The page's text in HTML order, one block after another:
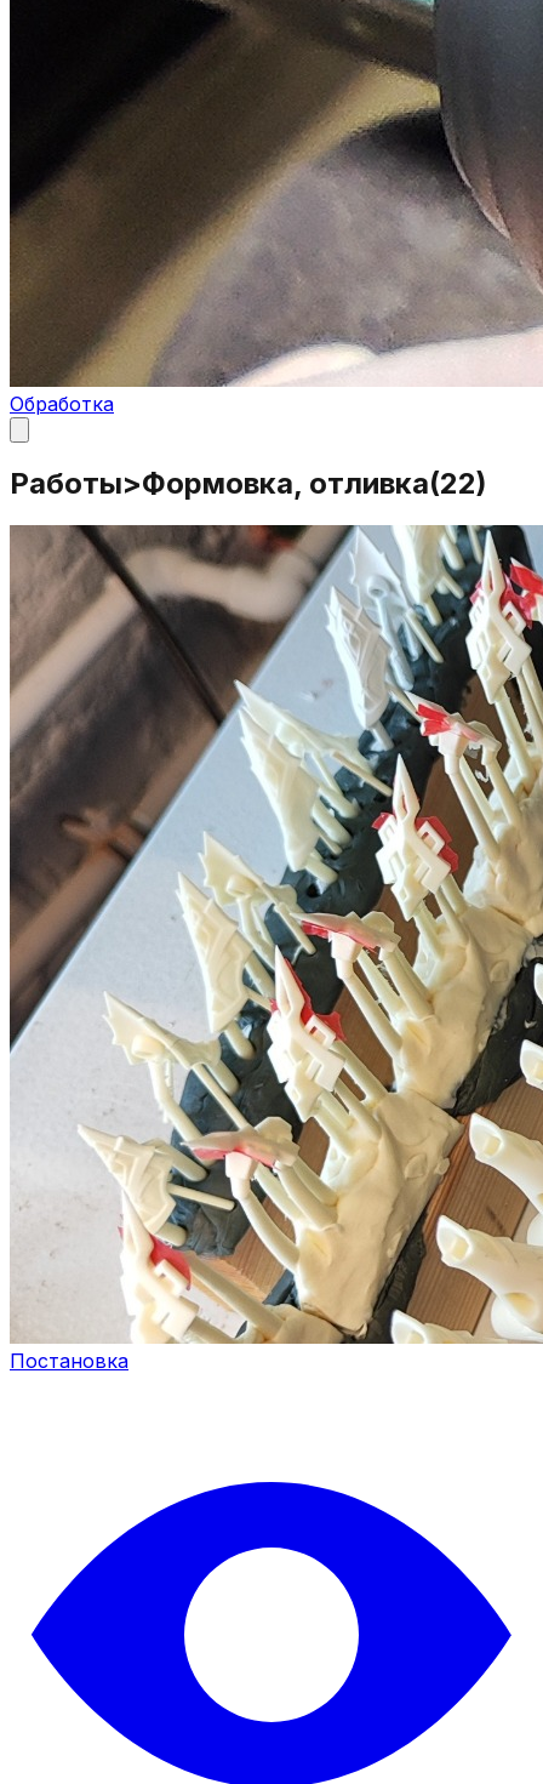
Обработка
Работы>Формовка, отливка(22)
Постановка